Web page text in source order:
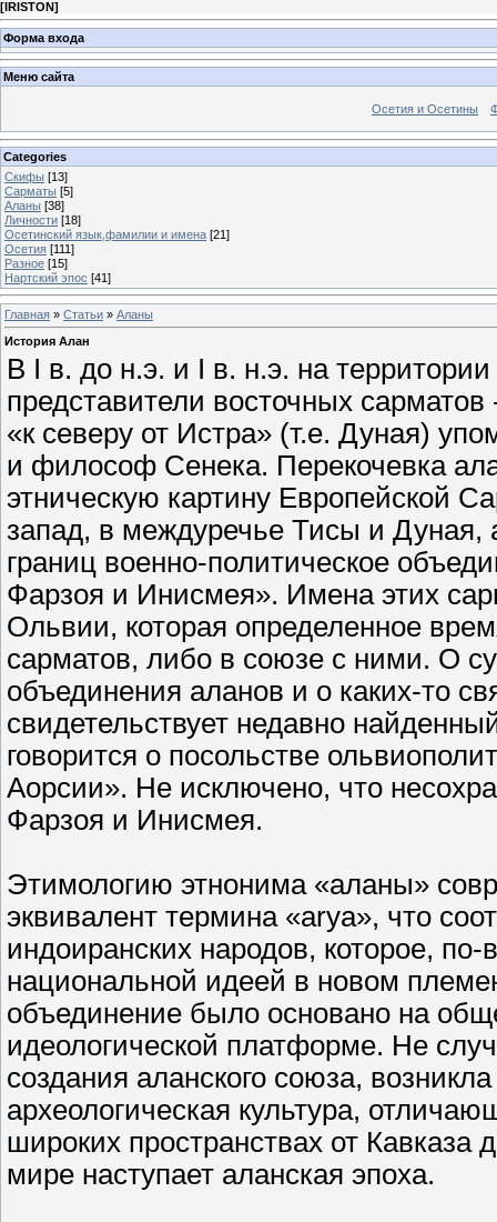
[IRISTON]
Форма входа
Меню сайта
Осетия и Осетины
Categories
Скифы [13]
Сарматы [5]
Аланы [38]
Личности [18]
Осетинский язык,фамилии и имена [21]
Осетия [111]
Разное [15]
Нартский эпос [41]
Главная » Статьи » Аланы
История Алан
В I в. до н.э. и I в. н.э. на
представители восточных
«к северу от Истра» (т.е. Дуная)
и философ Сенека. Перекочевка
этническую картину Европейской
запад, в междуречье Тисы и
границ военно-политическое
Фарзоя и Инисмея». Имена этих
Ольвии, которая определенное
сарматов, либо в союзе с ними. О
объединения аланов и о каких-то
свидетельствует недавно
говорится о посольстве
Аорсии». Не исключено, что
Фарзоя и Инисмея.
Этимологию этнонима «аланы»
эквивалент термина «arya», что
индоиранских народов, которое,
национальной идеей в новом
объединение было основано на
идеологической платформе. Не
создания аланского союза,
археологическая культура,
широких пространствах от
мире наступает аланская эпоха.